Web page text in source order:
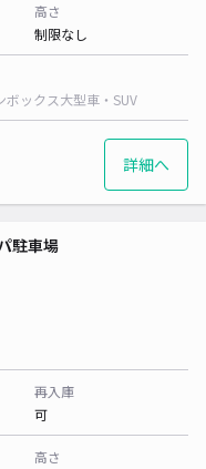
高さ
制限なし
ボックス大型車・SUV
詳細へ
駐車場
再入庫
可
高さ